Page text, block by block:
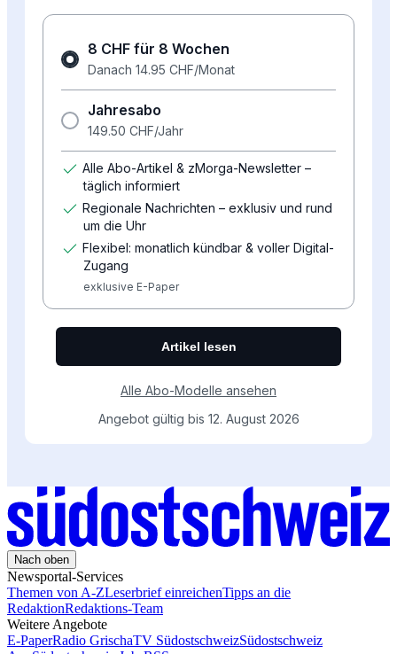
Nach oben
Newsportal-Services
Themen von A-ZLeserbrief einreichenTipps an die
RedaktionRedaktions-Team
Weitere Angebote
E-PaperRadio GrischaTV SüdostschweizSüdostschweiz